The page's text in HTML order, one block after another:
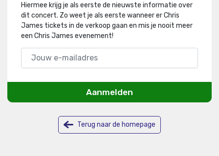
Hiermee krijg je als eerste de nieuwste informatie over
dit concert. Zo weet je als eerste wanneer er Chris
James tickets in de verkoop gaan en mis je nooit meer
een Chris James evenement!
Aanmelden
Terug naar de homepage